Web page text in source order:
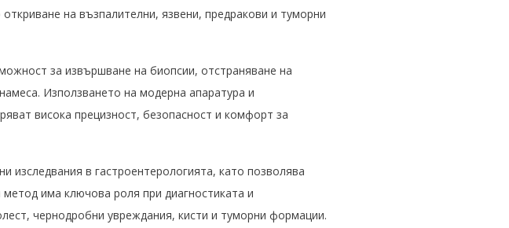
на възпалителни, язвени, предракови и туморни
за извършване на биопсии, отстраняване на
Използването на модерна апаратура и
висока прецизност, безопасност и комфорт за
изследвания в гастроентерологията, като позволява
има ключова роля при диагностиката и
чернодробни увреждания, кисти и туморни формации.